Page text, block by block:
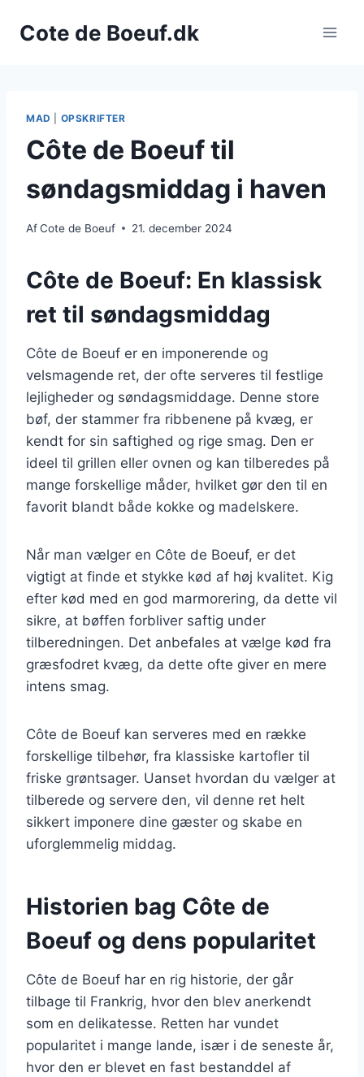
Cote de Boeuf.dk
MAD OPSKRIFTER
Côte de Boeuf til
søndagsmiddag i haven
AfCote de Boeuf 21. december 2024
Côte de Boeuf: En klassisk
ret til søndagsmiddag
Côte de Boeuf er en imponerende og
velsmagende ret, der ofte serveres til festlige
lejligheder og søndagsmiddage. Denne store
bøf, der stammer fra ribbenene på kvæg, er
kendt for sin saftighed og rige smag. Den er
ideel til grillen eller ovnen og kan tilberedes på
mange forskellige måder, hvilket gør den til en
favorit blandt både kokke og madelskere.
Når man vælger en Côte de Boeuf, er det
vigtigt at finde et stykke kød af høj kvalitet. Kig
efter kød med en god marmorering, da dette vil
sikre, at bøffen forbliver saftig under
tilberedningen. Det anbefales at vælge kød fra
græsfodret kvæg, da dette ofte giver en mere
intens smag.
Côte de Boeuf kan serveres med en række
forskellige tilbehør, fra klassiske kartofler til
friske grøntsager. Uanset hvordan du vælger at
tilberede og servere den, vil denne ret helt
sikkert imponere dine gæster og skabe en
uforglemmelig middag.
Historien bag Côte de
Boeuf og dens popularitet
Côte de Boeuf har en rig historie, der går
tilbage til Frankrig, hvor den blev anerkendt
som en delikatesse. Retten har vundet
popularitet i mange lande, især i de seneste år,
hvor den er blevet en fast bestanddel af